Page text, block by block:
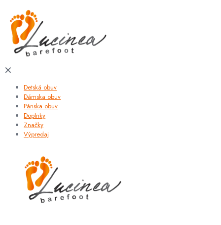
✕
Detská obuv
Dámska obuv
Pánska obuv
Doplnky
Značky
Výpredaj